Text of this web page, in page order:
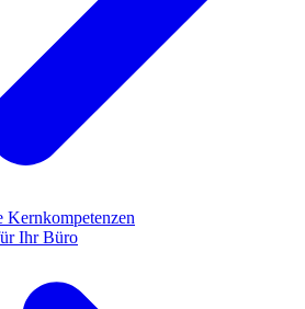
Kernkompetenzen
Ihr Büro